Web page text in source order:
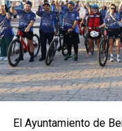
El Ayuntamiento de